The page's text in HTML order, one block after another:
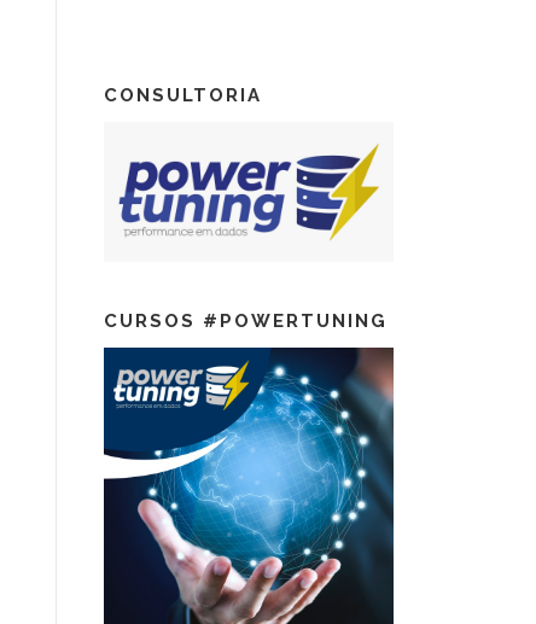
CONSULTORIA
CURSOS #POWERTUNING